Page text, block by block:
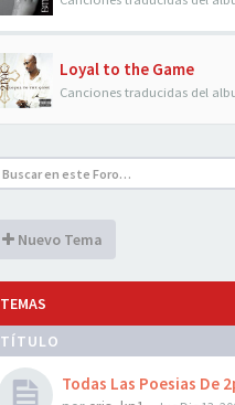
Loyal to the Game
Canciones traducidas del
Nuevo Tema
TEMAS
TÍTULO
Todas Las Poesias De